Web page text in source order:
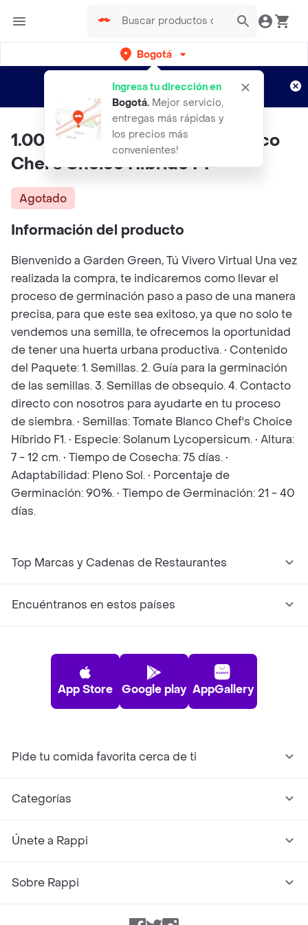
Bogotá
Ingresa tu dirección en
Bogotá. Mejor servicio,
entregas más rápidas y
los precios más
convenientes!
envíos gratis por semanas
Aplican TyC
1.000 Semillas De Tomate Blanco
Chef's Choice Híbrido F1
Agotado
Información del producto
Bienvenido a Garden Green, Tú Vivero Virtual Una vez
realizada la compra, te indicaremos como llevar el
proceso de germinación paso a paso de una manera
precisa, para que este sea exitoso, ya que no solo te
vendemos una semilla, te ofrecemos la oportunidad
de tener una huerta urbana productiva. • Contenido
del Paquete: 1. Semillas. 2. Guía para la germinación
de las semillas. 3. Semillas de obsequio. 4. Contacto
directo con nosotros para ayudarte en tu proceso
de siembra. • Semillas: Tomate Blanco Chef's Choice
Híbrido F1. • Especie: Solanum Lycopersicum. • Altura:
7 - 12 cm. • Tiempo de Cosecha: 75 días. •
Adaptabilidad: Pleno Sol. • Porcentaje de
Germinación: 90%. • Tiempo de Germinación: 21 - 40
días.
Top Marcas y Cadenas de Restaurantes
Encuéntranos en estos países
App Store Google play AppGallery
Pide tu comida favorita cerca de ti
Categorías
Únete a Rappi
Sobre Rappi